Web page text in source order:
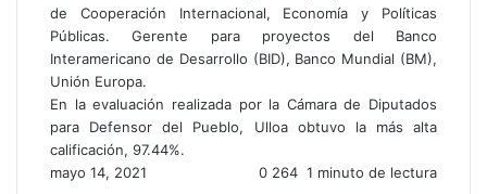
de Cooperación Internacional, Economía y Políticas
Públicas. Gerente para proyectos del Banco
Interamericano de Desarrollo (BID), Banco Mundial (BM),
Unión Europa.
En la evaluación realizada por la Cámara de Diputados
para Defensor del Pueblo, Ulloa obtuvo la más alta
calificación, 97.44%.
mayo 14, 2021
0 264 1 minuto de lectura